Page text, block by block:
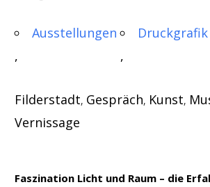
Ausstellungen Druckgrafik
Filderstadt, Gespräch, Kunst,
Vernissage
Faszination Licht und Raum – die